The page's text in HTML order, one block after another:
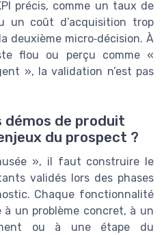
précis, comme un taux de
un coût d’acquisition trop
deuxième micro‑décision. À
flou ou perçu comme «
», la validation n’est pas
de produit
du prospect ?
», il faut construire le
validés lors des phases
Chaque fonctionnalité
un problème concret, à un
ou à une étape du